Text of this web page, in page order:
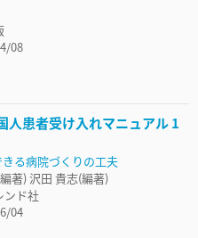
08
人患者受け入れマニュアル 1
る病院づくりの工夫
著) 沢田 貴志(編著)
ンド社
04